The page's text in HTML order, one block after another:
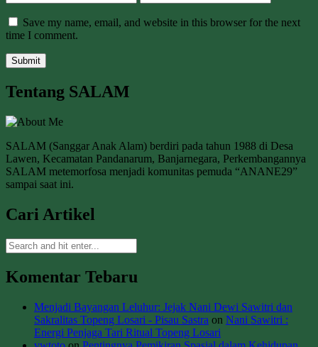
Save my name, email, and website in this browser for the next
time I comment.
Tentang SALAM
SALAM (Sanggar Anak Alam) berdiri pada tahun 1988 di Desa
Lawen, Kecamatan Pandanarum, Banjarnegara, Perkembangannya
SALAM metemorfosa menjadi komunitas pemuda “ANANE29”
sampai saat ini.
Cari Artikel
Komentar Tebaru
Menjadi Bayangan Leluhur: Jejak Nani Dewi Sawitri dan
Sakralitas Topeng Losari - Pisau Sastra on Nani Sawitri :
Energi Penjaga Tari Ritual Topeng Losari